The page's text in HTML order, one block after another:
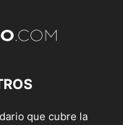
que cubre la